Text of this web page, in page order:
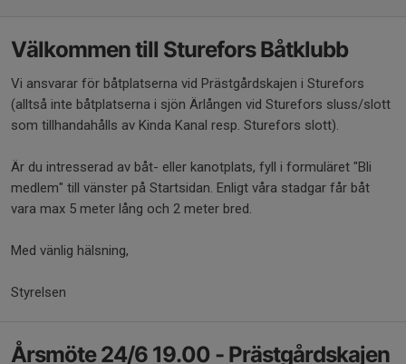
Välkommen till Sturefors Båtklubb
Vi ansvarar för båtplatserna vid Prästgårdskajen i Sturefors
(alltså inte båtplatserna i sjön Ärlången vid Sturefors sluss/slott
som tillhandahålls av Kinda Kanal resp. Sturefors slott).
Är du intresserad av båt- eller kanotplats, fyll i formuläret "Bli
medlem" till vänster på Startsidan. Enligt våra stadgar får båt
vara max 5 meter lång och 2 meter bred.
Med vänlig hälsning,
Styrelsen
Årsmöte 24/6 19.00 - Prästgårdskajen